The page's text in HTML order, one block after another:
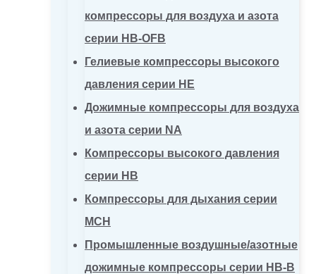
компрессоры для воздуха и азота
серии HB-OFB
Гелиевые компрессоры высокого
давления серии HE
Дожимные компрессоры для воздуха
и азота серии NA
Компрессоры высокого давления
серии HB
Компрессоры для дыхания серии
MCH
Промышленные воздушные/азотные
дожимные компрессоры серии HB-B